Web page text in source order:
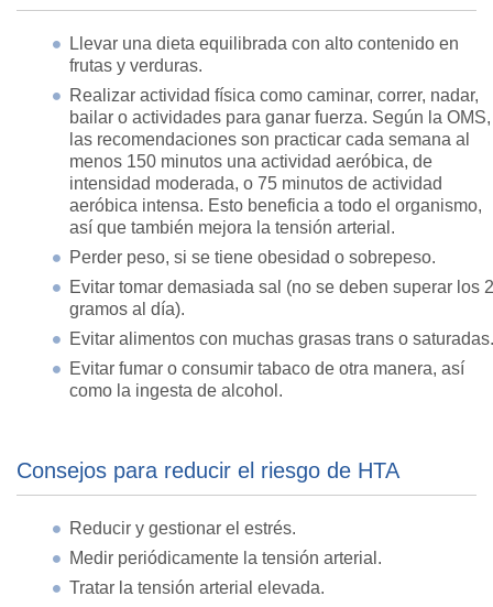
Llevar una dieta equilibrada con alto contenido en
frutas y verduras.
Realizar actividad física como caminar, correr, nadar,
bailar o actividades para ganar fuerza. Según la OMS,
las recomendaciones son practicar cada semana al
menos 150 minutos una actividad aeróbica, de
intensidad moderada, o 75 minutos de actividad
aeróbica intensa. Esto beneficia a todo el organismo,
así que también mejora la tensión arterial.
Perder peso, si se tiene obesidad o sobrepeso.
Evitar tomar demasiada sal (no se deben superar los 2
gramos al día).
Evitar alimentos con muchas grasas trans o saturadas.
Evitar fumar o consumir tabaco de otra manera, así
como la ingesta de alcohol.
Consejos para reducir el riesgo de HTA
Reducir y gestionar el estrés.
Medir periódicamente la tensión arterial.
Tratar la tensión arterial elevada.